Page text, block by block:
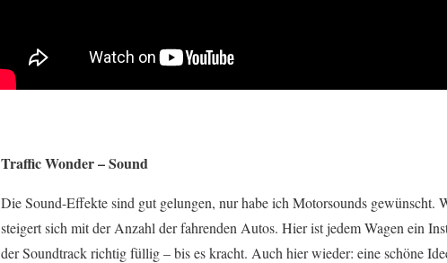
Traffic Wonder – Sound
Die Sound-Effekte sind gut gelungen, nur habe ich Motorsounds gewünscht.
steigert sich mit der Anzahl der fahrenden Autos. Hier ist jedem Wagen ein
der Soundtrack richtig füllig – bis es kracht. Auch hier wieder: eine schöne